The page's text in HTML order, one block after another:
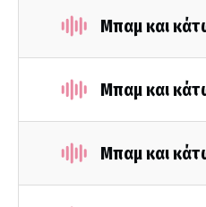
Μπαμ και
Μπαμ και
Μπαμ και